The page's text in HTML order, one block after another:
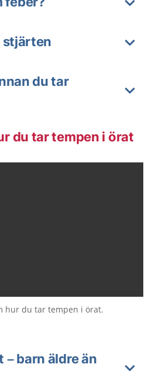
stjärten
du tar
du tar tempen i örat
hur du tar tempen i örat.
– barn äldre än